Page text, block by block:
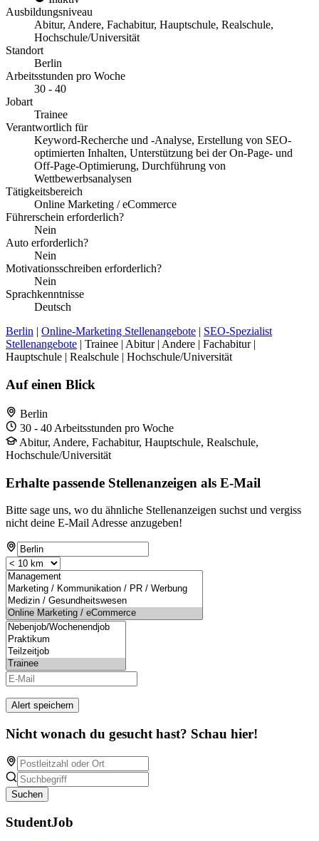
Ausbildungsniveau
Abitur, Andere, Fachabitur, Hauptschule, Realschule,
Hochschule/Universität
Standort
Berlin
Arbeitsstunden pro Woche
30 - 40
Jobart
Trainee
Verantwortlich für
Keyword-Recherche und -Analyse, Erstellung von SEO-
optimierten Inhalten, Unterstützung bei der On-Page- und
Off-Page-Optimierung, Durchführung von
Wettbewerbsanalysen
Tätigkeitsbereich
Online Marketing / eCommerce
Führerschein erforderlich?
Nein
Auto erforderlich?
Nein
Motivationsschreiben erforderlich?
Nein
Sprachkenntnisse
Deutsch
Berlin | Online-Marketing Stellenangebote | SEO-Spezialist
Stellenangebote | Trainee | Abitur | Andere | Fachabitur |
Hauptschule | Realschule | Hochschule/Universität
Auf einen Blick
Berlin
30 - 40 Arbeitsstunden pro Woche
Abitur, Andere, Fachabitur, Hauptschule, Realschule,
Hochschule/Universität
Erhalte passende Stellenanzeigen als E-Mail
Bitte sage uns, wo du ähnliche Stellenanzeigen suchst und vergiss
nicht deine E-Mail Adresse anzugeben!
Alert speichern
Nicht wonach du gesucht hast? Schau hier!
Suchen
StudentJob